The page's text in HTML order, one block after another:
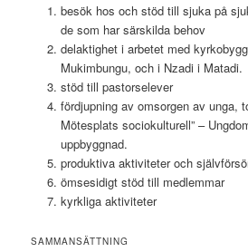
besök hos och stöd till sjuka på
de som har särskilda behov
delaktighet i arbetet med
Mukimbungu, och i Nzadi i Matadi.
stöd till pastorselever
fördjupning av omsorgen av unga,
Mötesplats sociokulturell” –
uppbyggnad.
produktiva aktiviteter och
ömsesidigt stöd till medlemmar
kyrkliga aktiviteter
SAMMANSÄTTNING